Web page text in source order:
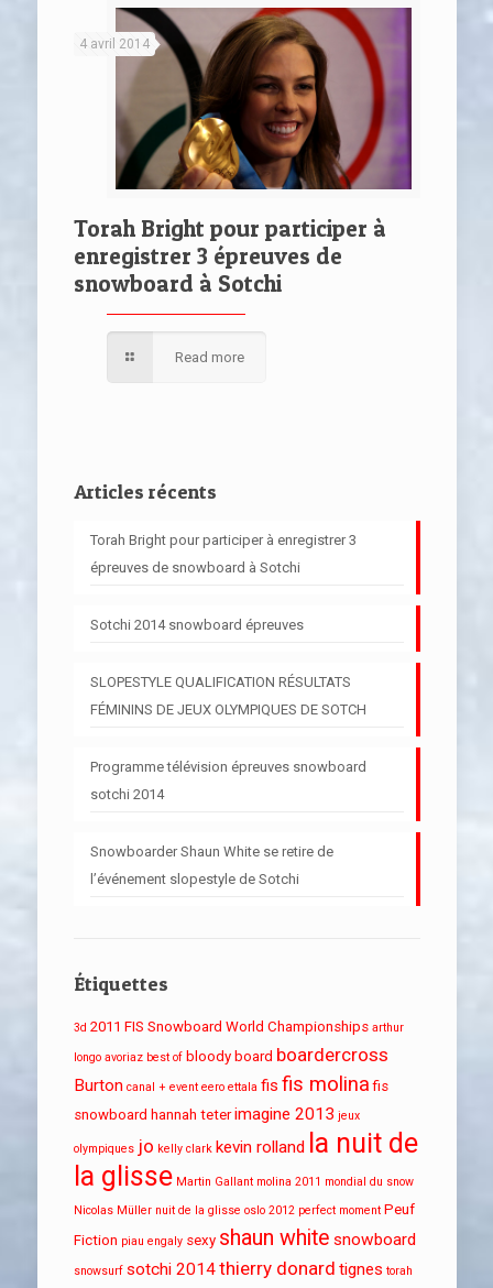
4 avril 2014
Torah Bright pour participer à
enregistrer 3 épreuves de
snowboard à Sotchi
Read more
Articles récents
Torah Bright pour participer à enregistrer 3
épreuves de snowboard à Sotchi
Sotchi 2014 snowboard épreuves
SLOPESTYLE QUALIFICATION RÉSULTATS
FÉMININS DE JEUX OLYMPIQUES DE SOTCH
Programme télévision épreuves snowboard
sotchi 2014
Snowboarder Shaun White se retire de
l’événement slopestyle de Sotchi
Étiquettes
3d 2011 FIS Snowboard World Championships arthur
longo avoriaz best of bloody board boardercross
Burton canal + event eero ettala fis fis molina fis
snowboard hannah teter imagine 2013 jeux
olympiques jo kelly clark kevin rolland la nuit de
la glisse Martin Gallant molina 2011 mondial du snow
Nicolas Müller nuit de la glisse oslo 2012 perfect moment Peuf
Fiction piau engaly sexy shaun white snowboard
snowsurf sotchi 2014thierry donard tignes torah